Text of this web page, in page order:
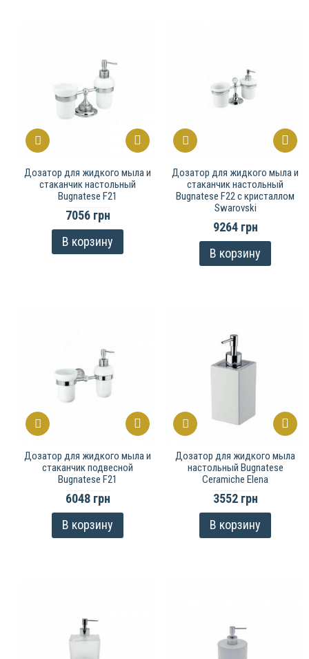
Дозатор для жидкого мыла и
стаканчик настольный
Bugnatese F21
7056 грн
В корзину
Дозатор для жидкого мыла и
стаканчик настольный
Bugnatese F22 с кристаллом
Swarovski
9264 грн
В корзину
Дозатор для жидкого мыла и
стаканчик подвесной
Bugnatese F21
6048 грн
В корзину
Дозатор для жидкого мыла
настольный Bugnatese
Ceramiche Elena
3552 грн
В корзину